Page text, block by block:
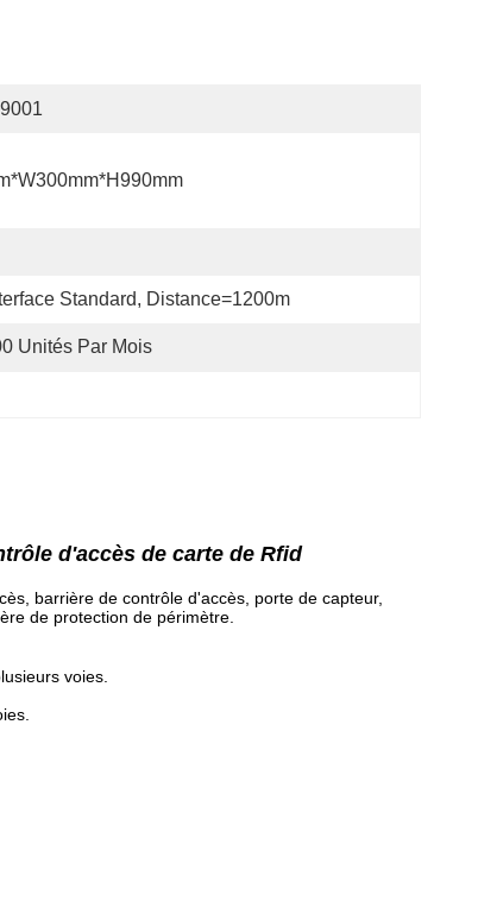
Standard, Distance=1200m
Unités Par Mois
d'accès de carte de Rfid
barrière de contrôle d'accès, porte de capteur,
de protection de périmètre.
voies.